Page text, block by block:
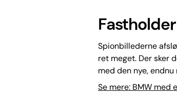
Spionbillederne
ret meget. Der sker
med den nye,
Se mere: BMW